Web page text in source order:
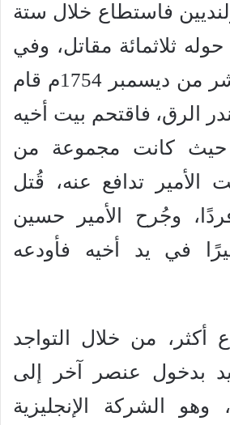
فاستطاع خلال ستة
ثلاثمائة مقاتل، وفي
ليلة الحادي عشر من ديسمبر 1754م قام
الرق، فاقتحم بيت أخيه
حيث كانت مجموعة من
الأمير تدافع عنه، قُتل
وجُرح الأمير حسين
في يد أخيه فأودعه
أكثر، من خلال التواجد
بدخول عنصر آخر إلى
وهو الشركة الإنجليزية